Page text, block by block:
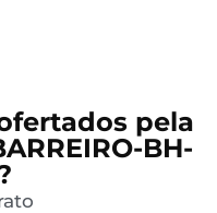
pela
BH-